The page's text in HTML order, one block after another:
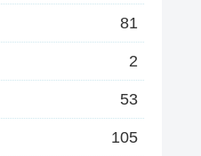
81
2
53
105